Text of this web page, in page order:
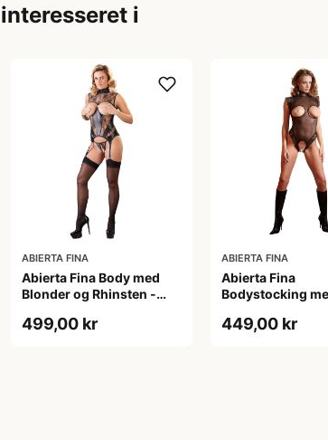
i
ABIERTA FINA
Abierta Fina Body med
Blonder og Rhinsten -
499,00 kr
ABIERTA FINA
Abierta Fina
Bodystocking
449,00 kr